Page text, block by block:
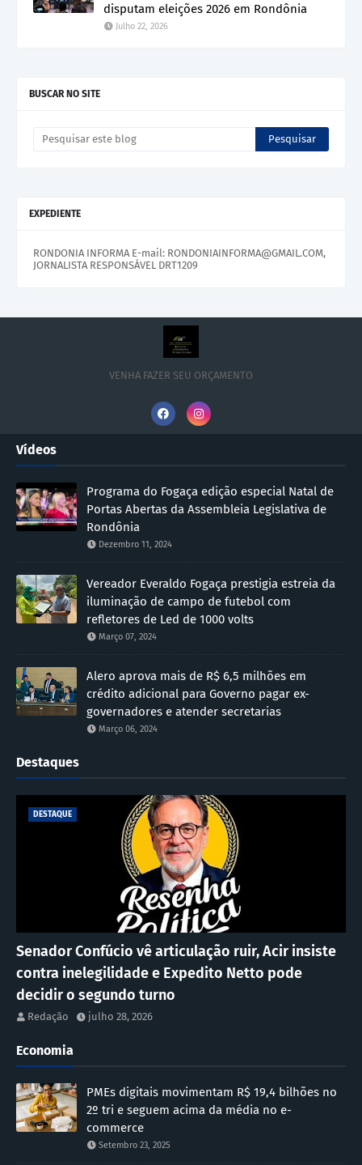
disputam eleições 2026 em Rondônia
Julho 22, 2026
BUSCAR NO SITE
EXPEDIENTE
RONDONIA INFORMA E-mail: RONDONIAINFORMA@GMAIL.COM,
JORNALISTA RESPONSÁVEL DRT1209
VENHA FAZER SEU ORÇAMENTO
Vídeos
Programa do Fogaça edição especial Natal de
Portas Abertas da Assembleia Legislativa de
Rondônia
Dezembro 11, 2024
Vereador Everaldo Fogaça prestigia estreia da
iluminação de campo de futebol com
refletores de Led de 1000 volts
Março 07, 2024
Alero aprova mais de R$ 6,5 milhões em
crédito adicional para Governo pagar ex-
governadores e atender secretarias
Março 06, 2024
Destaques
DESTAQUE
Senador Confúcio vê articulação ruir, Acir insiste
contra inelegilidade e Expedito Netto pode
decidir o segundo turno
Redação julho 28, 2026
Economia
PMEs digitais movimentam R$ 19,4 bilhões no
2º tri e seguem acima da média no e-
commerce
Setembro 23, 2025